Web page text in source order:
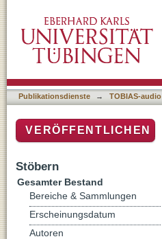
Publikationsdienste → TOBIAS-audio
VERÖFFENTLICHEN
Stöbern
Gesamter Bestand
Bereiche & Sammlungen
Erscheinungsdatum
Autoren